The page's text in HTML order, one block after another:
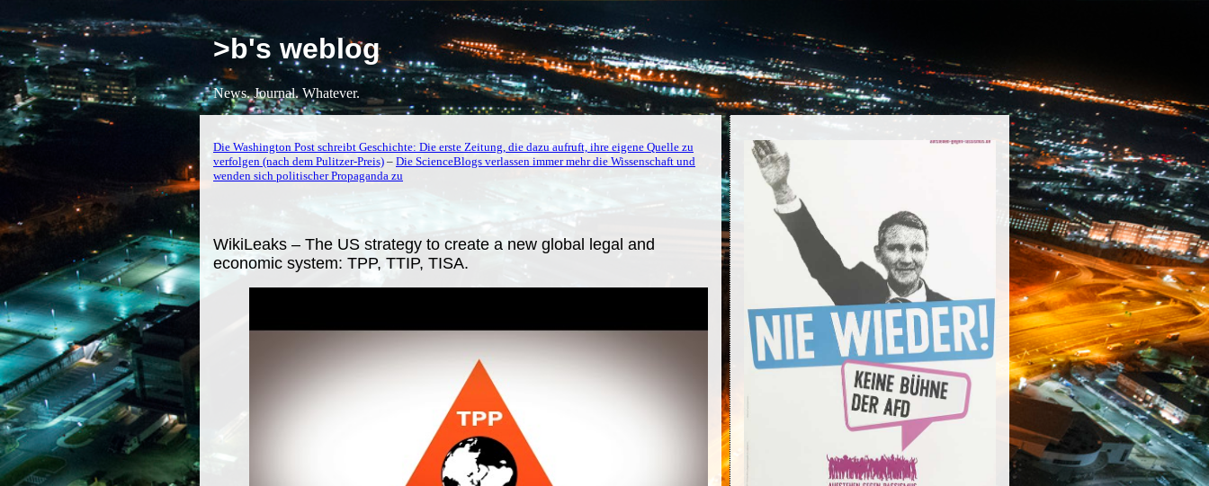
>b's weblog
News. Journal. Whatever.
Die Washington Post schreibt Geschichte: Die erste Zeitung, die dazu aufruft, ihre eigene Quelle zu
verfolgen (nach dem Pulitzer-Preis) – Die ScienceBlogs verlassen immer mehr die Wissenschaft und
wenden sich politischer Propaganda zu
WikiLeaks – The US strategy to create a new global legal and
economic system: TPP, TTIP, TISA.